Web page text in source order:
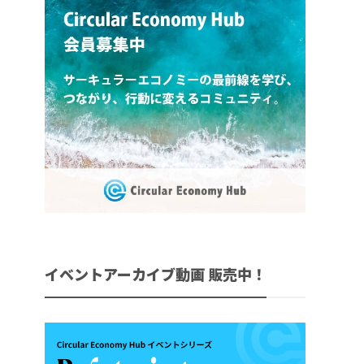
イベントアーカイブ動画 販売中！